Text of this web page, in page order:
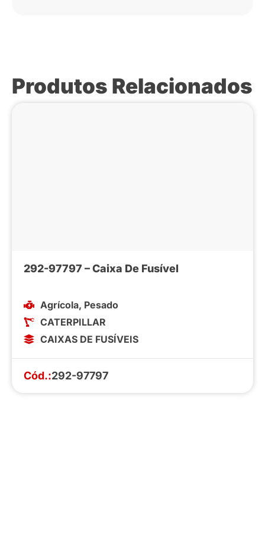
Produtos Relacionados
292-97797 – Caixa De Fusível
Agrícola, Pesado
CATERPILLAR
CAIXAS DE FUSÍVEIS
Cód.:292-97797